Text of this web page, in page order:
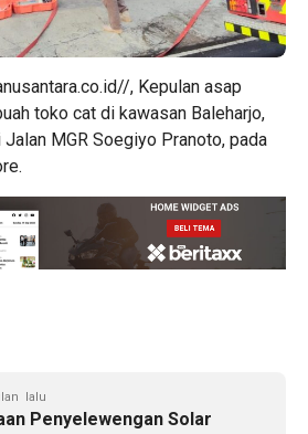
, Kepulan asap
toko cat di kawasan Baleharjo,
MGR Soegiyo Pranoto, pada
lalu
Penyelewengan Solar